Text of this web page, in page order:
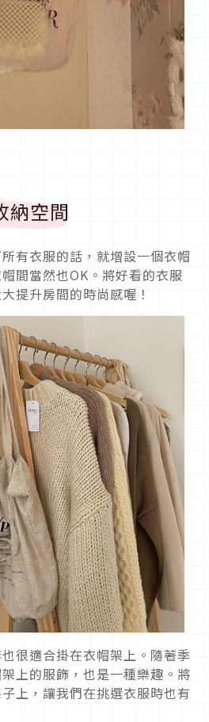
納空間
有衣服的話，就增設一個衣帽
間當然也OK。將好看的衣服
提升房間的時尚感喔！
很適合掛在衣帽架上。隨著季
上的服飾，也是一種樂趣。將
上，讓我們在挑選衣服時也有